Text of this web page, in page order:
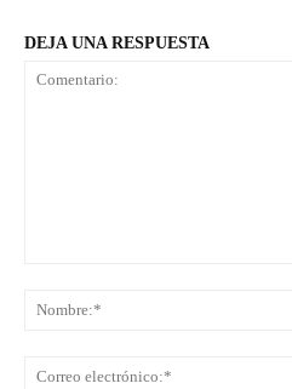
DEJA UNA RESPUESTA